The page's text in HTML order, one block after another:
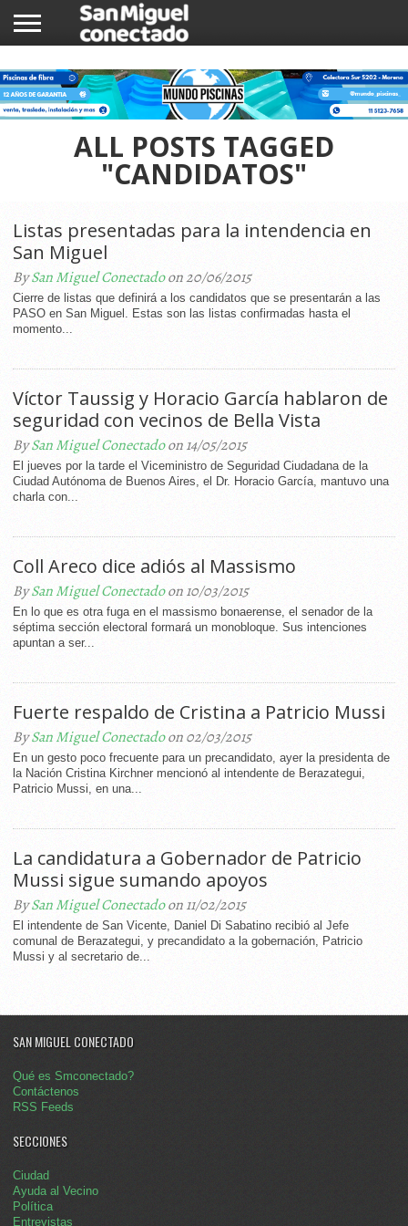
NOTICIAS
COMUNIDAD
COMERCIOS
ALL POSTS TAGGED
"CANDIDATOS"
Listas presentadas para la intendencia en
San Miguel
BySan Miguel Conectadoon 20/06/2015
Cierre de listas que definirá a los candidatos que se presentarán a las
PASO en San Miguel. Estas son las listas confirmadas hasta el
momento...
Víctor Taussig y Horacio García hablaron de
seguridad con vecinos de Bella Vista
BySan Miguel Conectadoon 14/05/2015
El jueves por la tarde el Viceministro de Seguridad Ciudadana de la
Ciudad Autónoma de Buenos Aires, el Dr. Horacio García, mantuvo una
charla con...
Coll Areco dice adiós al Massismo
BySan Miguel Conectadoon 10/03/2015
En lo que es otra fuga en el massismo bonaerense, el senador de la
séptima sección electoral formará un monobloque. Sus intenciones
apuntan a ser...
Fuerte respaldo de Cristina a Patricio Mussi
BySan Miguel Conectadoon 02/03/2015
En un gesto poco frecuente para un precandidato, ayer la presidenta de
la Nación Cristina Kirchner mencionó al intendente de Berazategui,
Patricio Mussi, en una...
La candidatura a Gobernador de Patricio
Mussi sigue sumando apoyos
BySan Miguel Conectadoon 11/02/2015
El intendente de San Vicente, Daniel Di Sabatino recibió al Jefe
comunal de Berazategui, y precandidato a la gobernación, Patricio
Mussi y al secretario de...
SAN MIGUEL CONECTADO
Qué es Smconectado?
Contáctenos
RSS Feeds
SECCIONES
Ciudad
Ayuda al Vecino
Política
Entrevistas